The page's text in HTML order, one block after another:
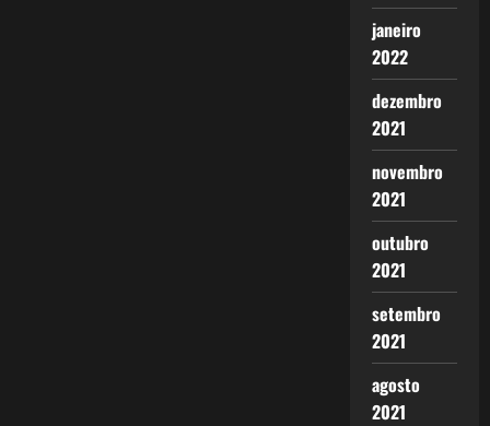
janeiro
2022
dezembro
2021
novembro
2021
outubro
2021
setembro
2021
agosto
2021